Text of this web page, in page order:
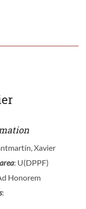
Xavier
: U(DPPF)
Honorem
: